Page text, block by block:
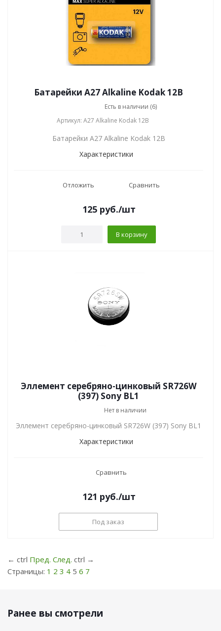
Батарейки A27 Alkaline Kodak 12В
Есть в наличии (6)
Артикул: A27 Alkaline Kodak 12В
Батарейки A27 Alkaline Kodak 12В
Характеристики
Отложить Сравнить
125руб./шт
В корзину
Эллемент серебряно-цинковый SR726W
(397) Sony BL1
Нет в наличии
Эллемент серебряно-цинковый SR726W (397) Sony BL1
Характеристики
Сравнить
121 руб./шт
Под заказ
← ctrl Пред. След. ctrl →
Страницы: 1 2 3 4 5 6 7
Ранее вы смотрели